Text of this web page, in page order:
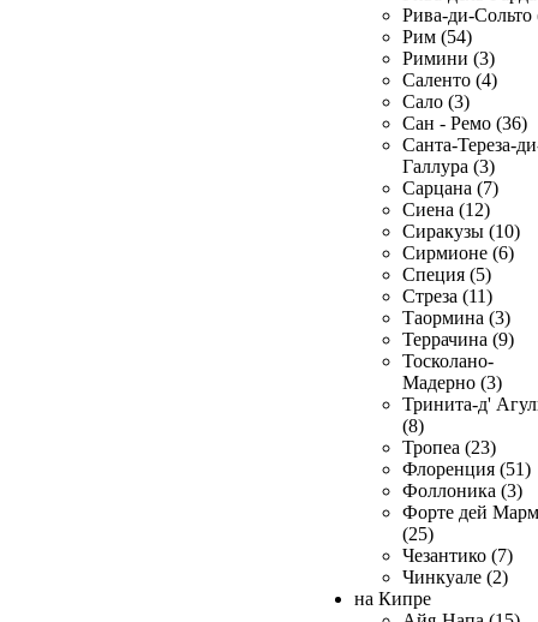
Рива-ди-Сольто
Рим (54)
Римини (3)
Саленто (4)
Сало (3)
Сан - Ремо (36)
Санта-Тереза-
Галлура (3)
Сарцана (7)
Сиена (12)
Сиракузы (10)
Сирмионе (6)
Специя (5)
Стреза (11)
Таормина (3)
Террачина (9)
Тосколано-
Мадерно (3)
Тринита-д'
(8)
Тропеа (23)
Флоренция (51)
Фоллоника (3)
Форте дей
(25)
Чезантико (7)
Чинкуале (2)
на Кипре